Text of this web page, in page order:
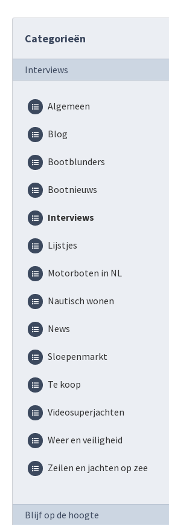
Categorieën
Interviews
Algemeen
Blog
Bootblunders
Bootnieuws
Interviews
Lijstjes
Motorboten in NL
Nautisch wonen
News
Sloepenmarkt
Te koop
Videosuperjachten
Weer en veiligheid
Zeilen en jachten op zee
Blijf op de hoogte